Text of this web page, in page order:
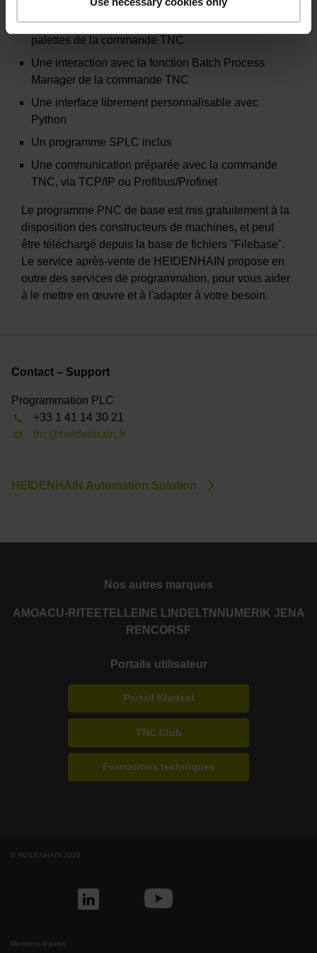
Une interaction avec les fonctions de gestion des
palettes de la commande TNC
Une interaction avec la fonction Batch Process
Manager de la commande TNC
Une interface librement personnalisable avec
Python
Un programme SPLC inclus
Une communication préparée avec la commande
TNC, via TCP/IP ou Profibus/Profinet
Le programme PNC de base est mis gratuitement à la
disposition des constructeurs de machines, et peut
être téléchargé depuis la base de fichiers "Filebase".
Le service après-vente de HEIDENHAIN propose en
outre des services de programmation, pour vous aider
à le mettre en œuvre et à l'adapter à votre besoin.
Contact – Support
Programmation PLC
+33 1 41 14 30 21
tnc@heidenhain.fr
HEIDENHAIN Automation Solution
Nos autres marques
AMOACU-RITE ETEL LEINE LINDE LTN NUMERIK JENA
RENCORSF
Portails utilisateur
Portail Klartext
TNC Club
Formations techniques
© HEIDENHAIN 2026
Mentions légales